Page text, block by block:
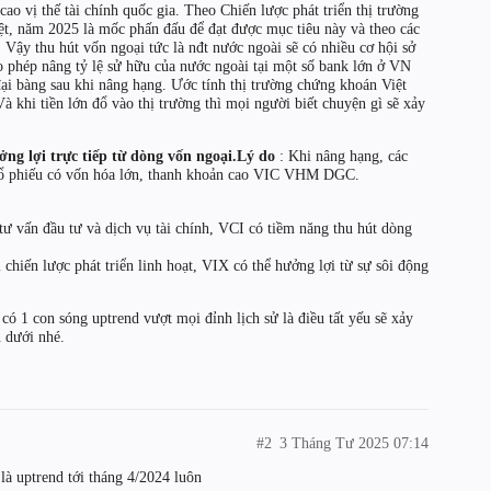
vị thế tài chính quốc gia. Theo Chiến lược phát triển thị trường
năm 2025 là mốc phấn đấu để đạt được mục tiêu này và theo các
thu hút vốn ngoại tức là nđt nước ngoài sẽ có nhiều cơ hội sở
nâng tỷ lệ sử hữu của nước ngoài tại một số bank lớn ở VN
bàng sau khi nâng hạng. Ước tính thị trường chứng khoán Việt
khi tiền lớn đổ vào thị trường thì mọi người biết chuyện gì sẽ xảy
lợi trực tiếp từ dòng vốn ngoại.Lý do : Khi nâng hạng, các
phiếu có vốn hóa lớn, thanh khoản cao VIC VHM DGC.
vấn đầu tư và dịch vụ tài chính, VCI có tiềm năng thu hút dòng
lược phát triển linh hoạt, VIX có thể hưởng lợi từ sự sôi động
1 con sóng uptrend vượt mọi đỉnh lịch sử là điều tất yếu sẽ xảy
nhé.
3 Tháng Tư 2025 07:14
#2
uptrend tới tháng 4/2024 luôn